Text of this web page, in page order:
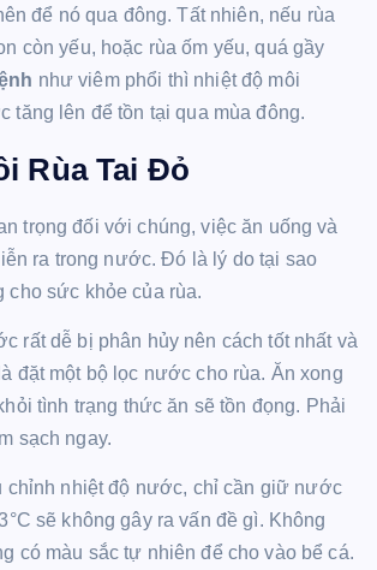
để nó qua đông. Tất nhiên, nếu rùa
còn yếu, hoặc rùa ốm yếu, quá gầy
như viêm phổi thì nhiệt độ môi
tăng lên để tồn tại qua mùa đông.
Rùa Tai Đỏ
trọng đối với chúng, việc ăn uống và
ra trong nước. Đó là lý do tại sao
cho sức khỏe của rùa.
rất dễ bị phân hủy nên cách tốt nhất và
đặt một bộ lọc nước cho rùa. Ăn xong
tình trạng thức ăn sẽ tồn đọng. Phải
sạch ngay.
chỉnh nhiệt độ nước, chỉ cần giữ nước
sẽ không gây ra vấn đề gì. Không
có màu sắc tự nhiên để cho vào bể cá.